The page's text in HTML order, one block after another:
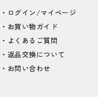
ログイン/マイページ
お買い物ガイド
よくあるご質問
返品交換について
お問い合わせ